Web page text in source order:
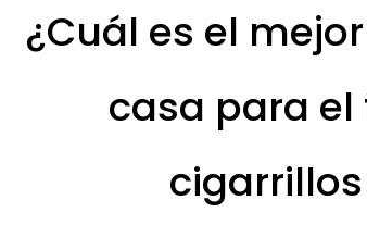
¿Cuál es el
casa para
cigarrillos